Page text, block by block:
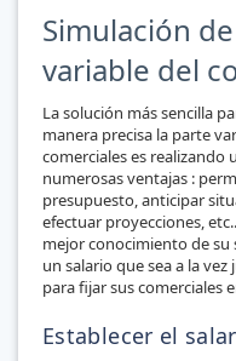
Simulación
variable del
La solución más sencilla
manera precisa la parte
comerciales es realizando
numerosas ventajas :
presupuesto, anticipar
efectuar proyecciones,
mejor conocimiento de su
un salario que sea a la
para fijar sus comerciales
Establecer el